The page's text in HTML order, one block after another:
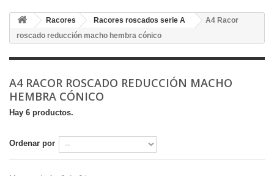
Racores Racores roscados serie A
A4 Racor
roscado reducción macho hembra cónico
A4 RACOR ROSCADO REDUCCIÓN MACHO
HEMBRA CÓNICO
Hay 6 productos.
Ordenar por